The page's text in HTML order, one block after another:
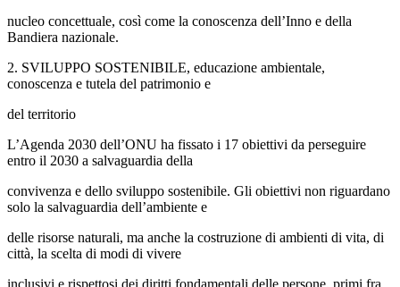
nucleo concettuale, così come la conoscenza dell’Inno e della
Bandiera nazionale.
2. SVILUPPO SOSTENIBILE, educazione ambientale,
conoscenza e tutela del patrimonio e
del territorio
L’Agenda 2030 dell’ONU ha fissato i 17 obiettivi da perseguire
entro il 2030 a salvaguardia della
convivenza e dello sviluppo sostenibile. Gli obiettivi non riguardano
solo la salvaguardia dell’ambiente e
delle risorse naturali, ma anche la costruzione di ambienti di vita, di
città, la scelta di modi di vivere